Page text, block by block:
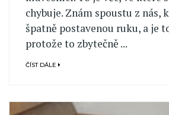
chybuje. Znám spoustu z nás,
špatně postavenou ruku, a je
protože to zbytečně ...
ČÍST DÁLE